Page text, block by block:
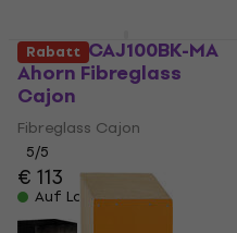
Meinl MCAJ100BK-MA
Ahorn Fibreglass
Cajon
Fibreglass Cajon
5/5
€ 113
Auf Lager
Rabatt